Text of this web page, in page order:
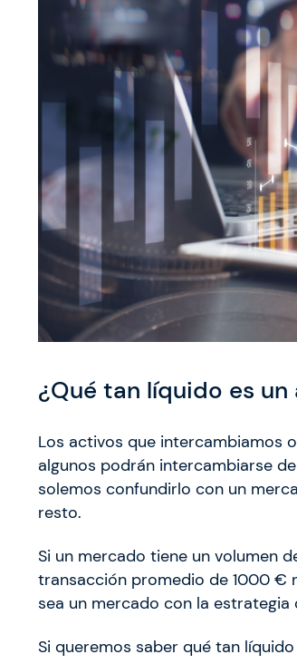
¿Qué tan líquido es un
Los activos que intercambiamos
algunos podrán intercambiarse
solemos confundirlo con un
resto.
Si un mercado tiene un volumen
transacción promedio de 1000 €
sea un mercado con la estrategia
Si queremos saber qué tan